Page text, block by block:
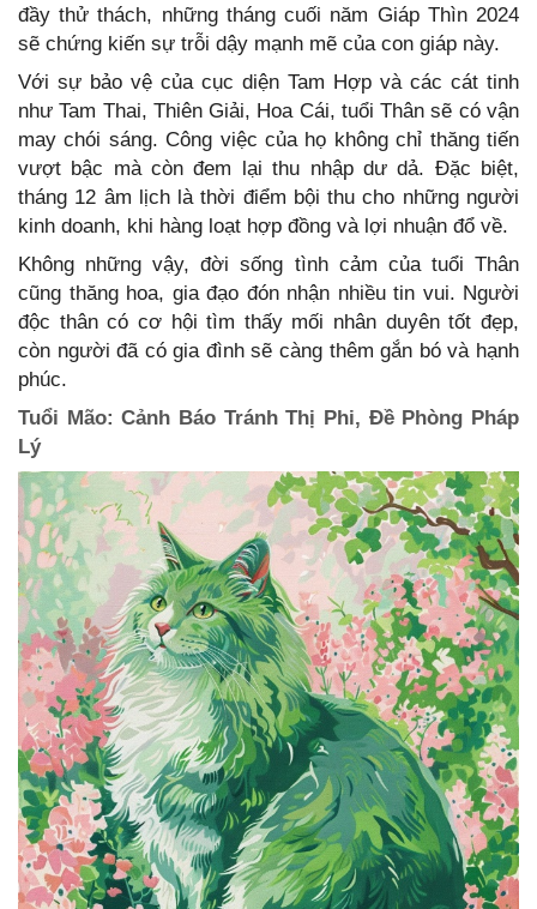
đầy thử thách, những tháng cuối năm Giáp Thìn 2024
sẽ chứng kiến sự trỗi dậy mạnh mẽ của con giáp này.
Với sự bảo vệ của cục diện Tam Hợp và các cát tinh
như Tam Thai, Thiên Giải, Hoa Cái, tuổi Thân sẽ có vận
may chói sáng. Công việc của họ không chỉ thăng tiến
vượt bậc mà còn đem lại thu nhập dư dả. Đặc biệt,
tháng 12 âm lịch là thời điểm bội thu cho những người
kinh doanh, khi hàng loạt hợp đồng và lợi nhuận đổ về.
Không những vậy, đời sống tình cảm của tuổi Thân
cũng thăng hoa, gia đạo đón nhận nhiều tin vui. Người
độc thân có cơ hội tìm thấy mối nhân duyên tốt đẹp,
còn người đã có gia đình sẽ càng thêm gắn bó và hạnh
phúc.
Tuổi Mão: Cảnh Báo Tránh Thị Phi, Đề Phòng Pháp
Lý